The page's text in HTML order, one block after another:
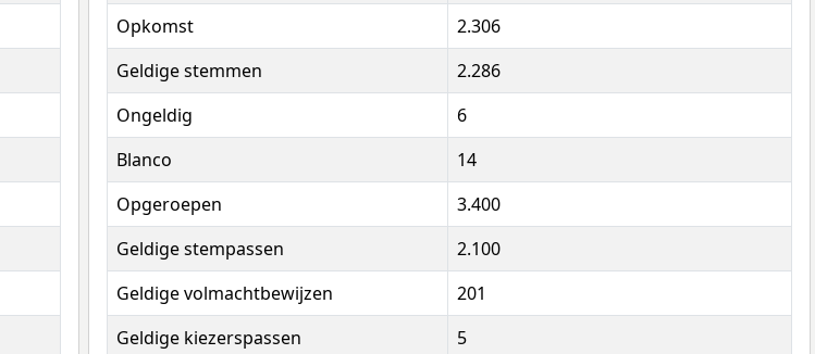
Opkomst
2.306
Geldige stemmen
2.286
Ongeldig
6
Blanco
14
Opgeroepen
3.400
Geldige stempassen
2.100
Geldige volmachtbewijzen
201
Geldige kiezerspassen
5